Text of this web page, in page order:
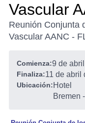
Vascular
Reunión Conjunta
Vascular AANC -
Comienza:9 de
Finaliza:11 de abril
Ubicación:Hotel
Bremen -